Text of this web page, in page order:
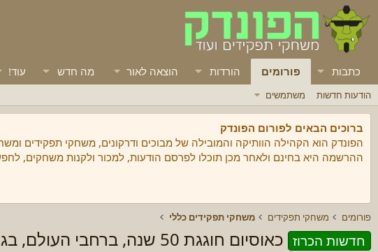
כתבות פורומים הורדות הוצאה לאור מה חדש עוד!
הודעות חדשות משתמשים
ברוכים הבאים לפורום הפונדק
הפונדק הוא הקהילה הוותיקה והמובילה של מבוכים ודרקונים, משחקי תפקידים
ההרשמה היא בחינם ולאחר מכן תוכלו לפרסם הודעות, למכור ולקנות משחקים,
פורומים משחקי תפקידים משחקי תפקידים כללי
חדשות הכרוז כאוסיום חוגגת 50 שנה, ברחבי העולם, בג'נקון ובדרקוניקון